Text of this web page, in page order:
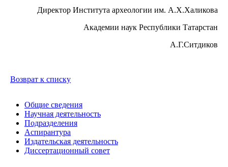
Директор Института археологии им. А.Х.Халикова
Академии наук Республики Татарстан
А.Г.Ситдиков
Возврат к списку
Общие сведения
Научная деятельность
Подразделения
Аспирантура
Издательская деятельность
Диссертационный совет